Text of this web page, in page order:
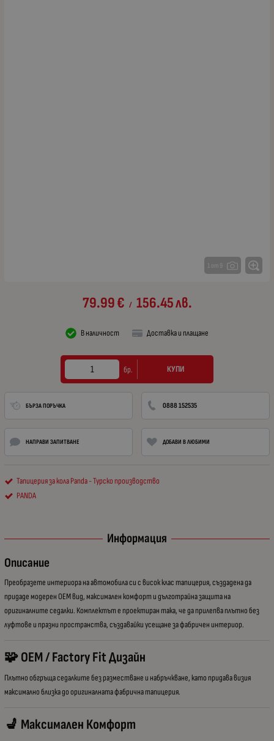
1 от 9
79.99€ / 156.45лв.
В наличност Доставка и плащане
бр. КУПИ
БЪРЗА ПОРЪЧКА 0888 152535
НАПРАВИ ЗАПИТВАНЕ ДОБАВИ В ЛЮБИМИ
Тапицерия за кола Panda - Турско производство
PANDA
Информация
Описание
Преобразете интериора на автомобила си с висок клас тапицерия, създадена да
придаде модерен OEM вид, максимален комфорт и дълготрайна защита на
оригиналните седалки. Комплектът е проектиран така, че да прилепва плътно без
луфтове и празни пространства, създавайки усещане за фабричен интериор.
🧩 OEM / Factory Fit Дизайн
Плътно обгръща седалките без разместване и набръчкване, като придава визия
максимално близка до оригиналната фабрична тапицерия.
💺 Максимален Комфорт